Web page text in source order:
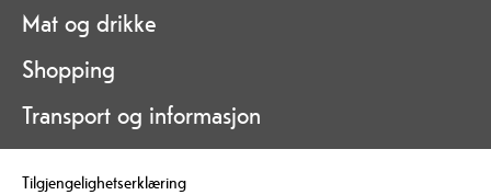
Mat og drikke
Shopping
Transport og informasjon
Tilgjengelighetserklæring